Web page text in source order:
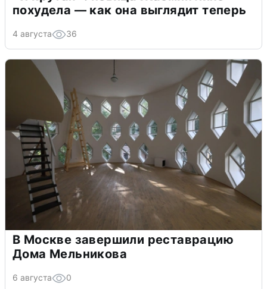
похудела — как она выглядит теперь
4 августа 36
В Москве завершили реставрацию
Дома Мельникова
6 августа 0